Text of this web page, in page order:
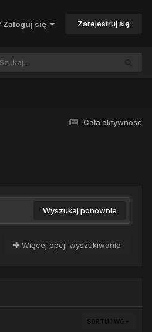
Zaloguj się Zarejestruj się
Cała aktywność
Wyszukaj ponownie
Więcej opcji wyszukiwania
SORTUJ WG